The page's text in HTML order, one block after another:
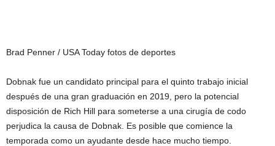
Brad Penner / USA Today fotos de deportes
Dobnak fue un candidato principal para el quinto trabajo inicial
después de una gran graduación en 2019, pero la potencial
disposición de Rich Hill para someterse a una cirugía de codo
perjudica la causa de Dobnak. Es posible que comience la
temporada como un ayudante desde hace mucho tiempo.